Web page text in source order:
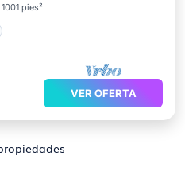
1001 pies²
VER OFERTA